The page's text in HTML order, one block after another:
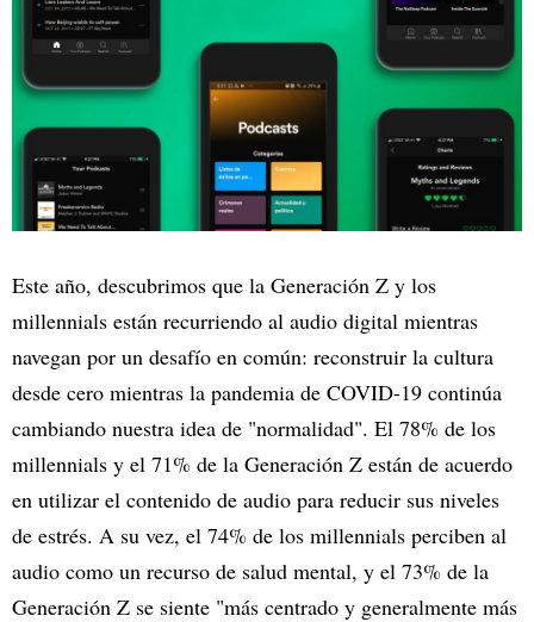
Este año, descubrimos que la Generación Z y los
millennials están recurriendo al audio digital mientras
navegan por un desafío en común: reconstruir la cultura
desde cero mientras la pandemia de COVID-19 continúa
cambiando nuestra idea de "normalidad". El 78% de los
millennials y el 71% de la Generación Z están de acuerdo
en utilizar el contenido de audio para reducir sus niveles
de estrés. A su vez, el 74% de los millennials perciben al
audio como un recurso de salud mental, y el 73% de la
Generación Z se siente "más centrado y generalmente más